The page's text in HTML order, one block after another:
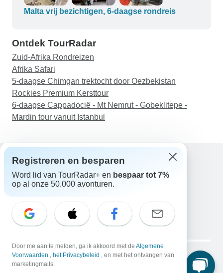
Altijd op tijd, zeer veilige chauffeur en grappig.
tijdens zijn rondleiding. Omar was onze eerste
regelaar en hij communiceerde snel met elke
vraag die ik had. Niets werd ooit ongedaan
gelaten of niet beantwoord. De
hotelarrangementen verliepen vlekkeloos, net als
al onze geplande dagen. Hij deed zelfs
concessies om ervoor te zorgen dat we een lift
met Jonathan, zelfs na onze eerste rondleiding. Ik
heb niets dan lof voor onze hele ervaring met
TourRadar. We zullen ze zeker weer gebruiken
voor toekomstige reizen. Heel erg bedankt Omar,
Malta vrij bezichtigen, 6-daagse rondreis
Ontdek TourRadar
Zuid-Afrika Rondreizen
Afrika Safari
5-daagse Chimgan trektocht door Oezbekistan
Rockies Premium Kersttour
6-daagse Cappadocië - Mt Nemrut - Gobeklitepe -
Mardin tour vanuit Istanbul
Hulp
Neem contact met ons op
E-mail: support@tourradar.com
Taal selecteren
Copyright © TourRadar. Alle rechten voorbehouden.
Juridische kennisgeving Privacybeleid
Cookies
Registreren en besparen
Word lid van TourRadar+ en bespaar tot 7%
op al onze 50.000 avonturen.
Door me aan te melden, ga ik akkoord met de Algemene
Voorwaarden , het Privacybeleid , en met het ontvangen van
marketingmails.